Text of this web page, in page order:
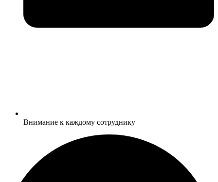
Внимание к каждому сотруднику